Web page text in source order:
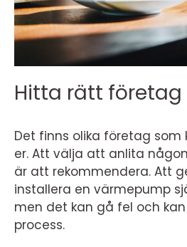
Hitta rätt företag
Det finns olika företag
er. Att välja att anlita
är att rekommendera. Att
installera en värmepump
men det kan gå fel och
process.